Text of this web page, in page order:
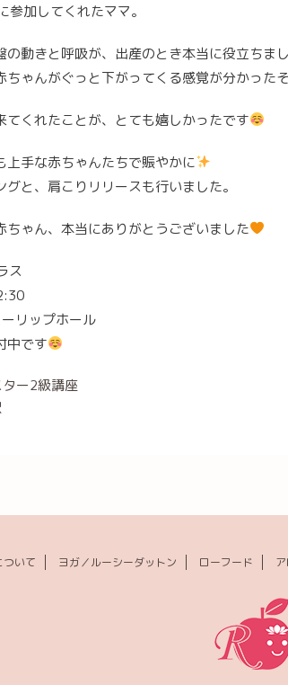
加してくれたママ。
の動きと呼吸が、出産のとき本当に役立ちま
ゃんがぐっと下がってくる感覚が分かったそ
てくれたことが、とても嬉しかったです
上手な赤ちゃんたちで賑やかに
と、肩こりリリースも行いました。
ちゃん、本当にありがとうございました
ス
リップホール
中です
ー2級講座
ついて ヨガ／ルーシーダットン ローフード